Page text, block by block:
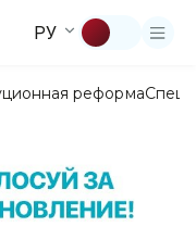
РУ
реформа